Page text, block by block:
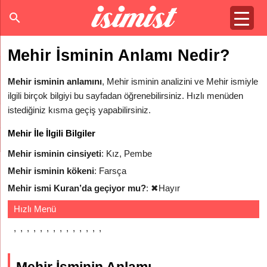
Mehir İsminin Anlamı Nedir?
Mehir isminin anlamını, Mehir isminin analizini ve Mehir ismiyle
ilgili birçok bilgiyi bu sayfadan öğrenebilirsiniz. Hızlı menüden
istediğiniz kısma geçiş yapabilirsiniz.
Mehir İle İlgili Bilgiler
Mehir isminin cinsiyeti: Kız, Pembe
Mehir isminin kökeni: Farsça
Mehir ismi Kuran’da geçiyor mu?: ✖Hayır
Hızlı Menü